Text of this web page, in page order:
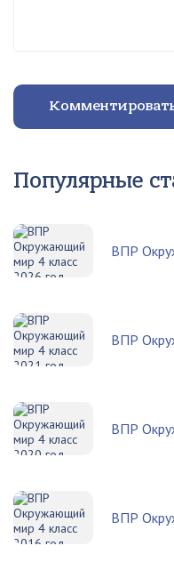
Популярные
ВПР
ВПР
ВПР
ВПР